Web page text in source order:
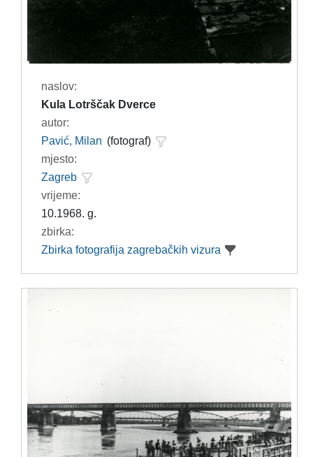
naslov:
Kula Lotrščak Dverce
autor:
Pavić, Milan (fotograf)
mjesto:
Zagreb
vrijeme:
10.1968. g.
zbirka:
Zbirka fotografija zagrebačkih vizura